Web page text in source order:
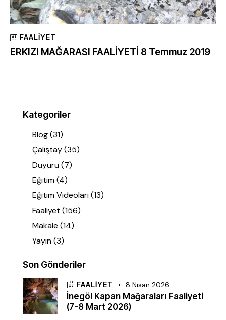
FAALIYET
ERKIZI MAĞARASI FAALİYETİ 8 Temmuz 2019
Kategoriler
Blog(31)
Çalıştay(35)
Duyuru(7)
Eğitim(4)
Eğitim Videoları(13)
Faaliyet (156)
Makale (14)
Yayın(3)
Son Gönderiler
FAALIYET 8 Nisan 2026
İnegöl Kapan Mağaraları Faaliyeti
(7-8 Mart 2026)